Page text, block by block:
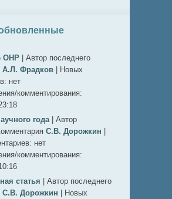
ОНР
Автор последнего
А.Л. Фрадков
Новых
нет
комментирования:
года
Автор
С.В. Дорожкин
нет
комментирования:
статья
Автор последнего
С.В. Дорожкин
Новых